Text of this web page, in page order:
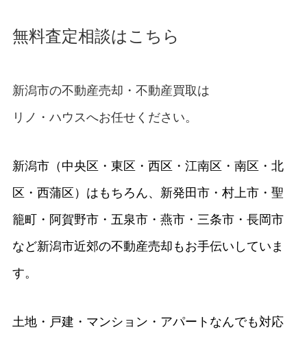
無料査定相談はこちら
新潟市の不動産売却・不動産買取は
リノ・ハウスへお任せください。
新潟市（中央区・東区・西区・江南区・南区・北
区・西蒲区）はもちろん、新発田市・村上市・聖
籠町・阿賀野市・五泉市・燕市・三条市・長岡市
など新潟市近郊の不動産売却もお手伝いしていま
す。
土地・戸建・マンション・アパートなんでも対応